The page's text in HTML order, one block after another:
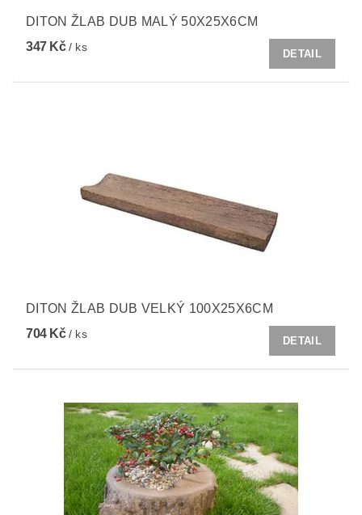
DITON ŽLAB DUB MALÝ 50X25X6CM
347 Kč/ ks
DETAIL
DITON ŽLAB DUB VELKÝ 100X25X6CM
704 Kč/ ks
DETAIL